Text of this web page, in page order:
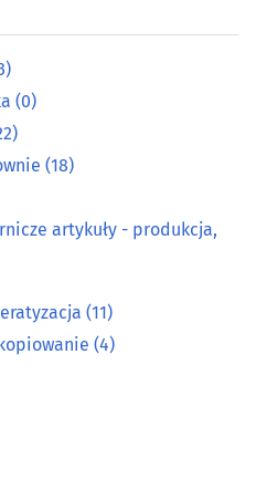
(0)
(18)
artykuły - produkcja,
(11)
(4)